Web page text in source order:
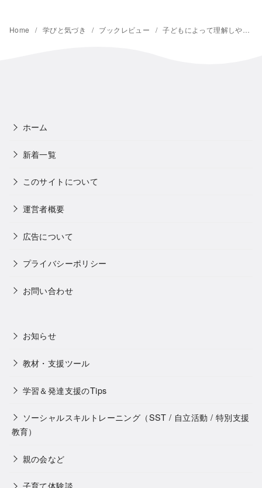
Home 学びと気づき ブックレビュー 子どもによって理解しやすい教え方は違う！「継次処理と同時処理 学び方の2つのタイプ」を読んだ感想
ホーム
新着一覧
このサイトについて
運営者概要
広告について
プライバシーポリシー
お問い合わせ
お知らせ
教材・支援ツール
学習＆発達支援のTips
ソーシャルスキルトレーニング（SST / 自立活動 / 特別支援
教育）
親の会など
子育て体験談